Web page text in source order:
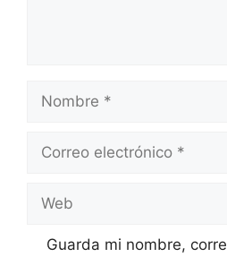
Nombre
Correo
Web
Guarda mi nombre,